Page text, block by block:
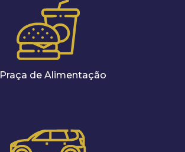
Praça de Alimentação